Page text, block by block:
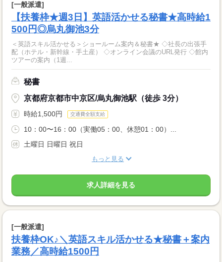
[一般派遣]
【扶養枠★週3日】英語活かせる秘書★高時給1
500円◎烏丸御池3分
＜英語スキル活かせる＞ショールーム案内＆秘書★ ◇社長の出張手
配（ホテル・新幹線・手土産） ◇オンライン会議のURL発行 ◇館内
ツアーの案内（1週...
秘書
京都府京都市中京区/烏丸御池駅（徒歩 3分）
時給1,500円 交通費全額支給
10：00〜16：00（実働05：00、休憩01：00）...
土曜日 日曜日 祝日
もっと見る
求人詳細を見る
[一般派遣]
扶養枠OK♪＼英語スキル活かせる★秘書＋案内
業務／高時給1500円